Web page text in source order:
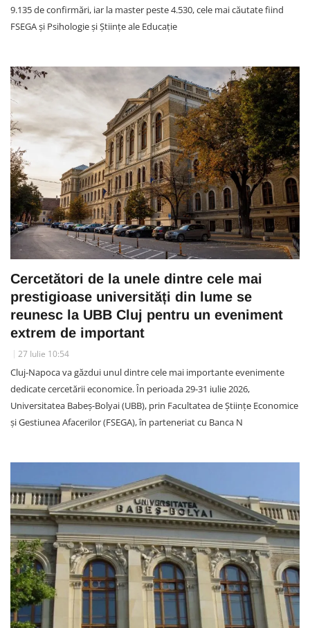
9.135 de confirmări, iar la master peste 4.530, cele mai căutate fiind
FSEGA și Psihologie și Științe ale Educație
Cercetători de la unele dintre cele mai
prestigioase universități din lume se
reunesc la UBB Cluj pentru un eveniment
extrem de important
27 Iulie 10:54
Cluj-Napoca va găzdui unul dintre cele mai importante evenimente
dedicate cercetării economice. În perioada 29-31 iulie 2026,
Universitatea Babeș-Bolyai (UBB), prin Facultatea de Științe Economice
și Gestiunea Afacerilor (FSEGA), în parteneriat cu Banca N